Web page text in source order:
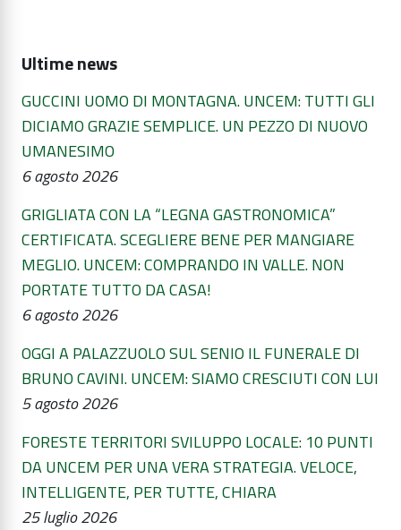
Ultime news
GUCCINI UOMO DI MONTAGNA. UNCEM: TUTTI GLI
DICIAMO GRAZIE SEMPLICE. UN PEZZO DI NUOVO
UMANESIMO
6 agosto 2026
GRIGLIATA CON LA “LEGNA GASTRONOMICA”
CERTIFICATA. SCEGLIERE BENE PER MANGIARE
MEGLIO. UNCEM: COMPRANDO IN VALLE. NON
PORTATE TUTTO DA CASA!
6 agosto 2026
OGGI A PALAZZUOLO SUL SENIO IL FUNERALE DI
BRUNO CAVINI. UNCEM: SIAMO CRESCIUTI CON LUI
5 agosto 2026
FORESTE TERRITORI SVILUPPO LOCALE: 10 PUNTI
DA UNCEM PER UNA VERA STRATEGIA. VELOCE,
INTELLIGENTE, PER TUTTE, CHIARA
25 luglio 2026